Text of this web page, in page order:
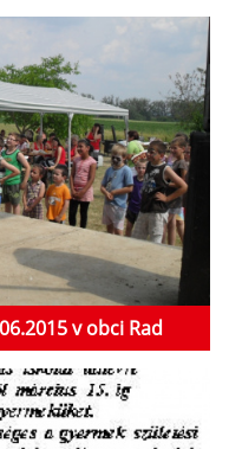
v obci Rad